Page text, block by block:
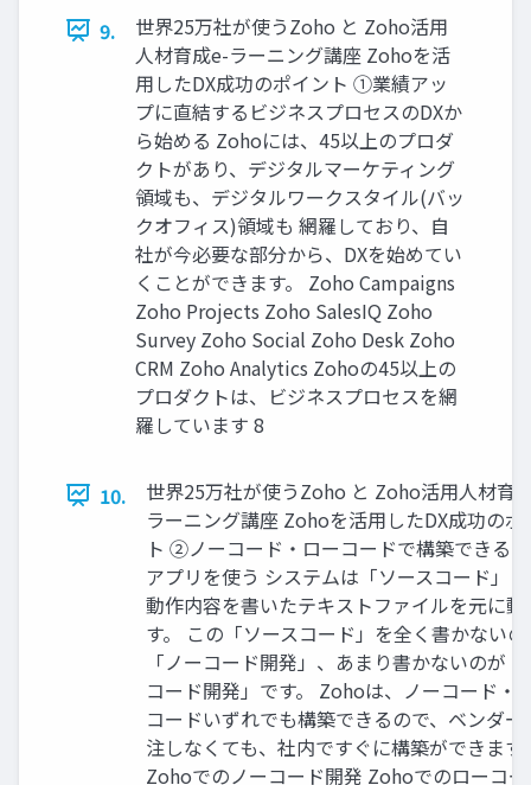
9.
世界25万社が使うZoho と Zoho活用
人材育成e-ラーニング講座 Zohoを活
用したDX成功のポイント ①業績アッ
プに直結するビジネスプロセスのDXか
ら始める Zohoには、45以上のプロダ
クトがあり、デジタルマーケティング
領域も、デジタルワークスタイル(バッ
クオフィス)領域も 網羅しており、自
社が今必要な部分から、DXを始めてい
くことができます。 Zoho Campaigns
Zoho Projects Zoho SalesIQ Zoho
Survey Zoho Social Zoho Desk Zoho
CRM Zoho Analytics Zohoの45以上の
プロダクトは、ビジネスプロセスを網
羅しています 8
10.
世界25万社が使うZoho と Zoho活用人材育
ラーニング講座 Zohoを活用したDX成功のポ
ト ②ノーコード・ローコードで構築できる
アプリを使う システムは「ソースコード」
動作内容を書いたテキストファイルを元に動
す。 この「ソースコード」を全く書かない
「ノーコード開発」、あまり書かないのが
コード開発」です。 Zohoは、ノーコード・
コードいずれでも構築できるので、ベンダー
注しなくても、社内ですぐに構築ができます
Zohoでのノーコード開発 Zohoでのローコ